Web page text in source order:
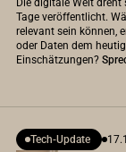
Die digitale Welt
Tage veröffentlicht.
relevant sein können,
oder Daten dem
Einschätzungen?
Tech-Update